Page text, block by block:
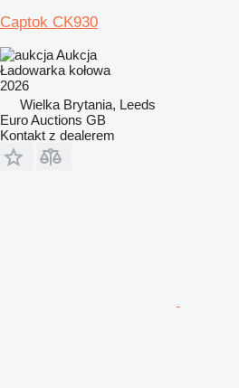
Captok CK930
Aukcja
Ładowarka kołowa
2026
Wielka Brytania, Leeds
Euro Auctions GB
Kontakt z dealerem